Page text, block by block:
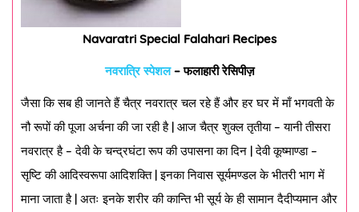
Navaratri Special Falahari Recipes
नवरात्रि स्पेशल– फलाहारी रेसिपीज़
जैसा कि सब ही जानते हैं चैत्र नवरात्र चल रहे हैं और हर घर में माँ भगवती के
नौ रूपों की पूजा अर्चना की जा रही है | आज चैत्र शुक्ल तृतीया – यानी तीसरा
नवरात्र है – देवी के चन्द्रघंटा रूप की उपासना का दिन | देवी कूष्माण्डा –
सृष्टि की आदिस्वरूपा आदिशक्ति | इनका निवास सूर्यमण्डल के भीतरी भाग में
माना जाता है | अतः इनके शरीर की कान्ति भी सूर्य के ही सामान दैदीप्यमान और